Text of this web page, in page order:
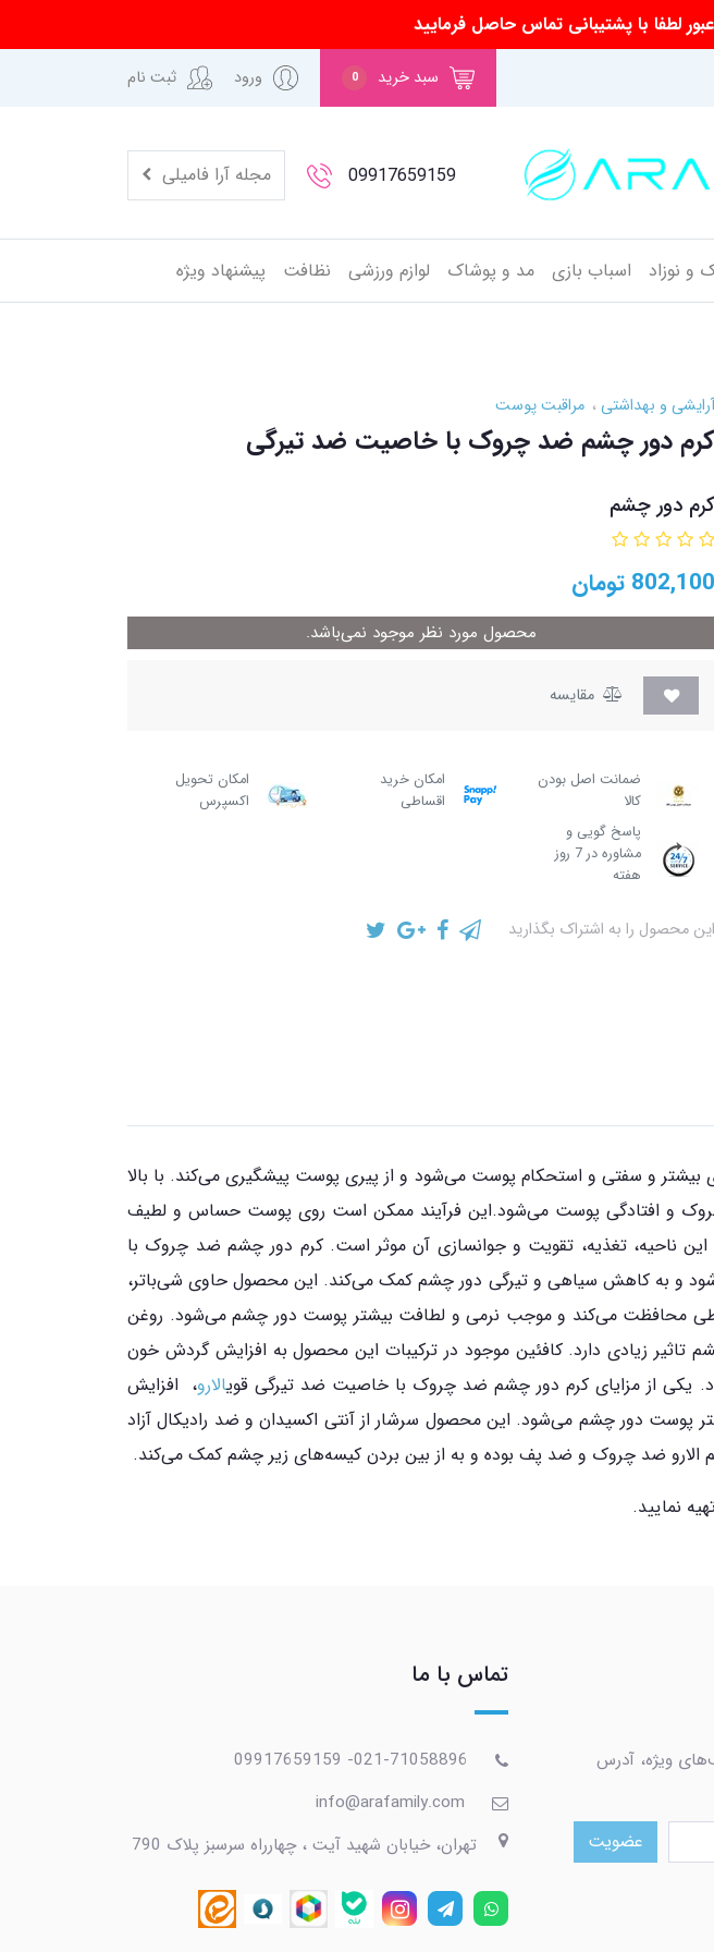
لطفا با پشتیبانی تماس حاصل فرمایید
سبد خرید 0 ورود ثبت نام
09917659159 مجله آرا فامیلی
و نوزاد اسباب بازی مد و پوشاک لوازم ورزشی نظافت پیشنهاد ویژه
آرایشی و بهداشتی مراقبت پوست
کرم دور چشم ضد چروک با خاصیت ضد تیرگی
کرم دور چشم
802,100 تومان
محصول مورد نظر موجود نمی‌باشد.
مقایسه
ضمانت اصل بودن
کالا
امکان خرید
اقساطی
امکان تحویل
اکسپرس
پاسخ گویی و
مشاوره در 7 روز
هفته
این محصول را به اشتراک بگذارید
بیشتر و سفتی و استحکام پوست می‌شود و از پیری پوست پیشگیری می‌کند. با بالا
و افتادگی پوست می‌شود.این فرآیند ممکن است روی پوست حساس و لطیف
ناحیه، تغذیه، تقویت و جوانسازی آن موثر است. کرم دور چشم ضد چروک با
و به کاهش سیاهی و تیرگی دور چشم کمک می‌کند. این محصول حاوی شی‌باتر،
محافظت می‌کند و موجب نرمی و لطافت بیشتر پوست دور چشم می‌شود. روغن
زیادی دارد. کافئین موجود در ترکیبات این محصول به افزایش گردش خون
از مزایای کرم دور چشم ضد چروک با خاصیت ضد تیرگی قویالارو، افزایش
دور چشم می‌شود. این محصول سرشار از آنتی اکسیدان و ضد رادیکال آزاد
الارو ضد چروک و ضد پف بوده و به از بین بردن کیسه‌های زیر چشم کمک می‌کند.
نمایید.
ویژه، آدرس
عضویت
تماس با ما
تهران، خیابان شهید آیت ، چهارراه سرسبز پلاک 790